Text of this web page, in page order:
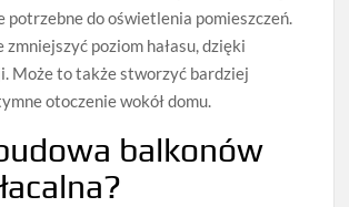
potrzebne do oświetlenia pomieszczeń.
poziom hałasu, dzięki
Może to także stworzyć bardziej
otoczenie wokół domu.
balkonów